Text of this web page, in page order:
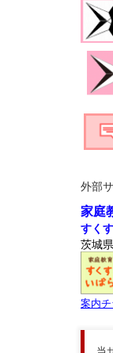
外部
家庭
すく
茨城
案内